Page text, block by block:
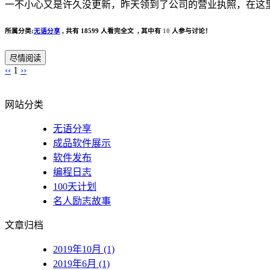
一不小心又是许久没更新，昨天领到了公司的营业执照，在这
所属分类:无语分享 , 共有 18599 人看完全文 , 其中有 10 人参与讨论！
尽情阅读
‹‹ 1 ››
网站分类
无语分享
成品软件展示
软件发布
编程日志
100天计划
名人励志故事
文章归档
2019年10月 (1)
2019年6月 (1)